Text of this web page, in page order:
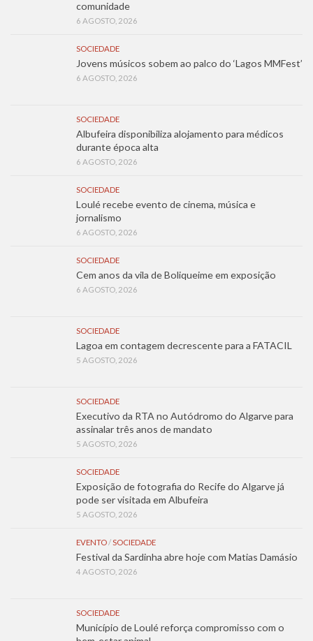
comunidade
6 AGOSTO, 2026
SOCIEDADE
Jovens músicos sobem ao palco do ‘Lagos MMFest’
6 AGOSTO, 2026
SOCIEDADE
Albufeira disponibiliza alojamento para médicos
durante época alta
6 AGOSTO, 2026
SOCIEDADE
Loulé recebe evento de cinema, música e
jornalismo
6 AGOSTO, 2026
SOCIEDADE
Cem anos da vila de Boliqueime em exposição
6 AGOSTO, 2026
SOCIEDADE
Lagoa em contagem decrescente para a FATACIL
5 AGOSTO, 2026
SOCIEDADE
Executivo da RTA no Autódromo do Algarve para
assinalar três anos de mandato
5 AGOSTO, 2026
SOCIEDADE
Exposição de fotografia do Recife do Algarve já
pode ser visitada em Albufeira
5 AGOSTO, 2026
EVENTO / SOCIEDADE
Festival da Sardinha abre hoje com Matias Damásio
4 AGOSTO, 2026
SOCIEDADE
Município de Loulé reforça compromisso com o